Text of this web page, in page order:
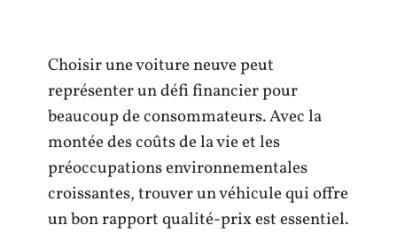
Choisir une voiture neuve peut
représenter un défi financier pour
beaucoup de consommateurs. Avec la
montée des coûts de la vie et les
préoccupations environnementales
croissantes, trouver un véhicule qui offre
un bon rapport qualité-prix est essentiel.